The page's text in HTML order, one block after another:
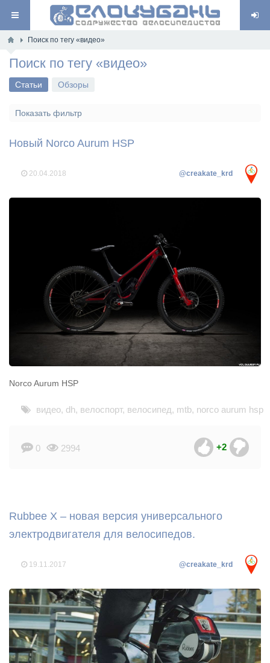
Поиск по тегу «видео»
Поиск по тегу «видео»
Статьи Обзоры
Показать фильтр
Новый Norco Aurum HSP
20.04.2018 @creakate_krd
Norco Aurum HSP
видео, dh, велоспорт, велосипед, mtb, norco aurum hsp
0 2994 +2
Rubbee X – новая версия универсального
электродвигателя для велосипедов.
19.11.2017 @creakate_krd